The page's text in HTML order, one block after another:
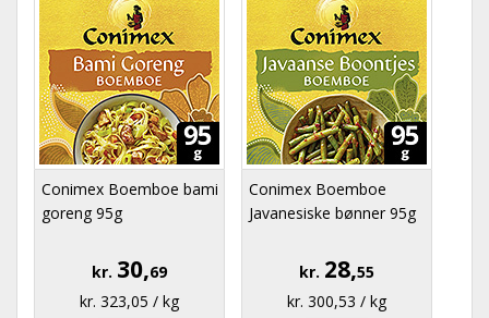
Conimex Boemboe bami
goreng 95g
kr. 30,69
kr. 323,05 / kg
Conimex Boemboe
Javanesiske bønner 95g
kr. 28,55
kr. 300,53 / kg